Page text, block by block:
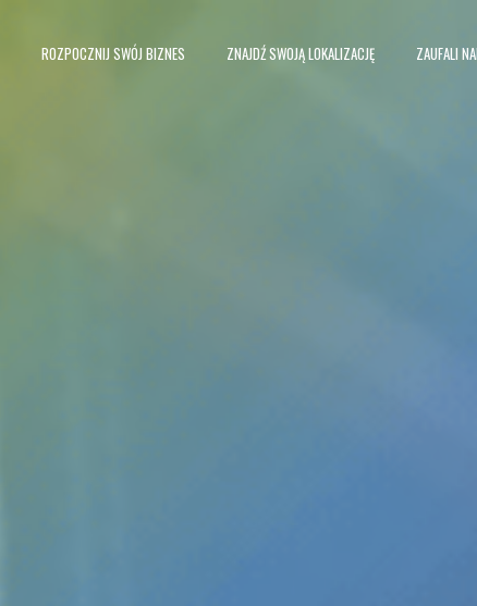
ROZPOCZNIJ SWÓJ BIZNES ZNAJDŹ SWOJĄ LOKALIZACJĘ ZAUFALI